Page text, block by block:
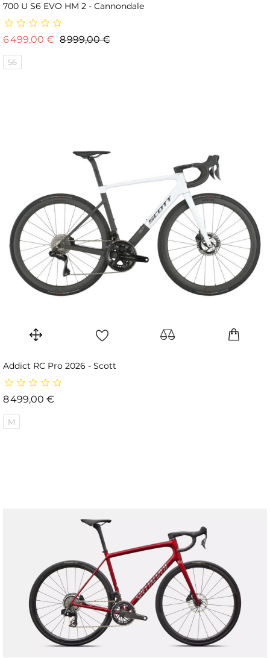
700 U S6 EVO HM 2 - Cannondale
6 499,00 € Prix de base
8 999,00 €Prix
56
Addict RC Pro 2026 - Scott
8 499,00 €
M